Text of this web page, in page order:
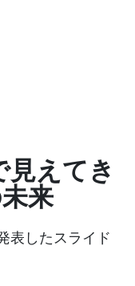
えてき
来
表したスライド